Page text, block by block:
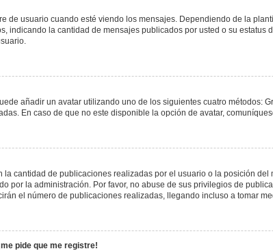
de usuario cuando esté viendo los mensajes. Dependiendo de la
indicando la cantidad de mensajes publicados por usted o su
añadir un avatar utilizando uno de los siguientes cuatro métodos:
En caso de que no este disponible la opción de avatar,
cantidad de publicaciones realizadas por el usuario o la posición
por la administración. Por favor, no abuse de sus privilegios de
el número de publicaciones realizadas, llegando incluso a tomar
pide que me registre!